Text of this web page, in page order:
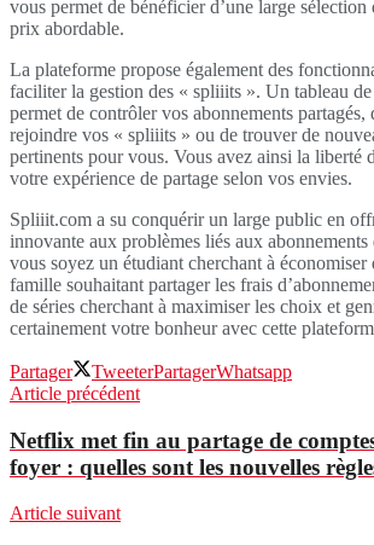
vous permet de bénéficier d’une large sélection
prix abordable.
La plateforme propose également des
faciliter la gestion des « spliiits ». Un tableau
permet de contrôler vos abonnements partagés,
rejoindre vos « spliiits » ou de trouver de
pertinents pour vous. Vous avez ainsi la liberté
votre expérience de partage selon vos envies.
Spliiit.com a su conquérir un large public en
innovante aux problèmes liés aux
vous soyez un étudiant cherchant à économiser
famille souhaitant partager les frais
de séries cherchant à maximiser les choix et
certainement votre bonheur avec cette
Partager TweeterPartagerWhatsapp
Article précédent
Netflix met fin au partage de
foyer : quelles sont les nouvelles
Article suivant